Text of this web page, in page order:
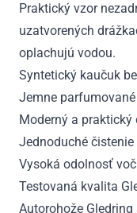
Praktický vzor
uzatvorených
oplachujú vodou.
Syntetický kaučuk
Jemne
Moderný a praktický
Jednoduché čistenie
Vysoká odolnosť
Testovaná kvalita
Autorohože